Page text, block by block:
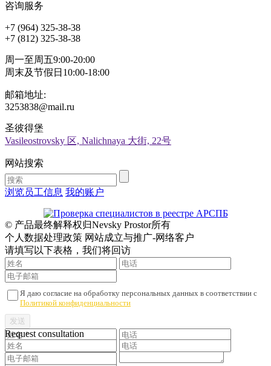
咨询服务
+7 (964) 325-38-38
+7 (812) 325-38-38
周一至周五9:00-20:00
周末及节假日10:00-18:00
邮箱地址:
3253838@mail.ru
圣彼得堡
Vasileostrovsky 区, Nalichnaya 大街, 22号
网站搜索
浏览员工信息 我的账户
© 产品最终解释权归Nevsky Prostor所有
个人数据处理政策 网站成立与推广-网络客户
请填写以下表格，我们将回访
Я даю согласие на обработку персональных данных в соответствии с
Политикой конфиденциальности
Request consultation